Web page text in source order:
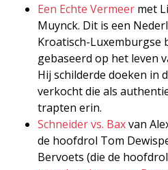
Een Echte Vermeer met
Muynck. Dit is een
Kroatisch-Luxemburgse
gebaseerd op het leven
Hij schilderde doeken in
verkocht die als
trapten erin.
Schneider vs. Baxvan
de hoofdrol Tom
Bervoets (die de